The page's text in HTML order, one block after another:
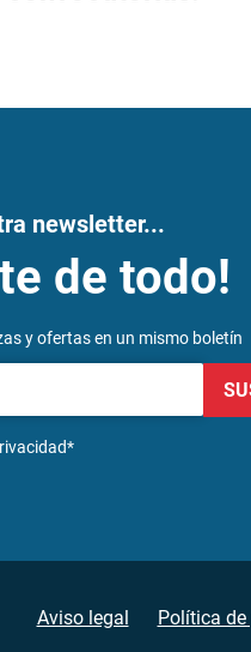
newsletter...
de todo!
y ofertas en un mismo boletín
Aviso legal Política